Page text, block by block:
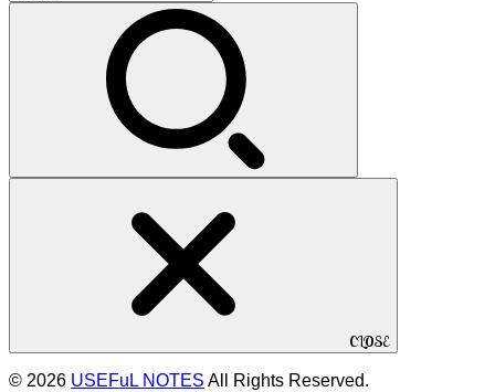
索:
CLOSE
© 2026 USEFuL NOTES All Rights Reserved.